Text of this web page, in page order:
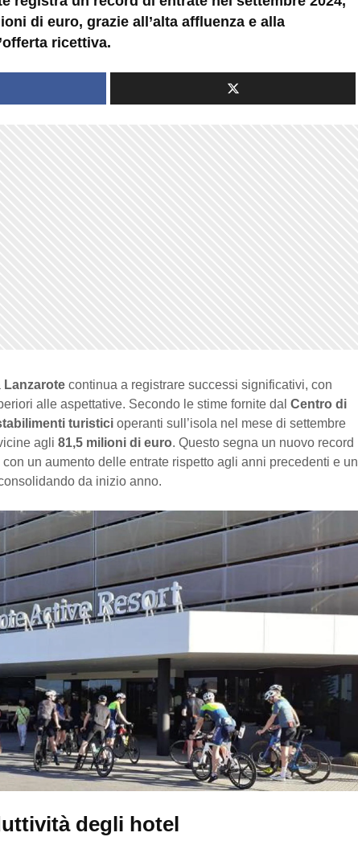
di euro, grazie all’alta affluenza e alla
ricettiva.
Lanzarote continua a registrare successi significativi, con
alle aspettative. Secondo le stime fornite dal Centro di
turistici operanti sull’isola nel mese di settembre
agli 81,5 milioni di euro. Questo segna un nuovo record
un aumento delle entrate rispetto agli anni precedenti e un
da inizio anno.
degli hotel